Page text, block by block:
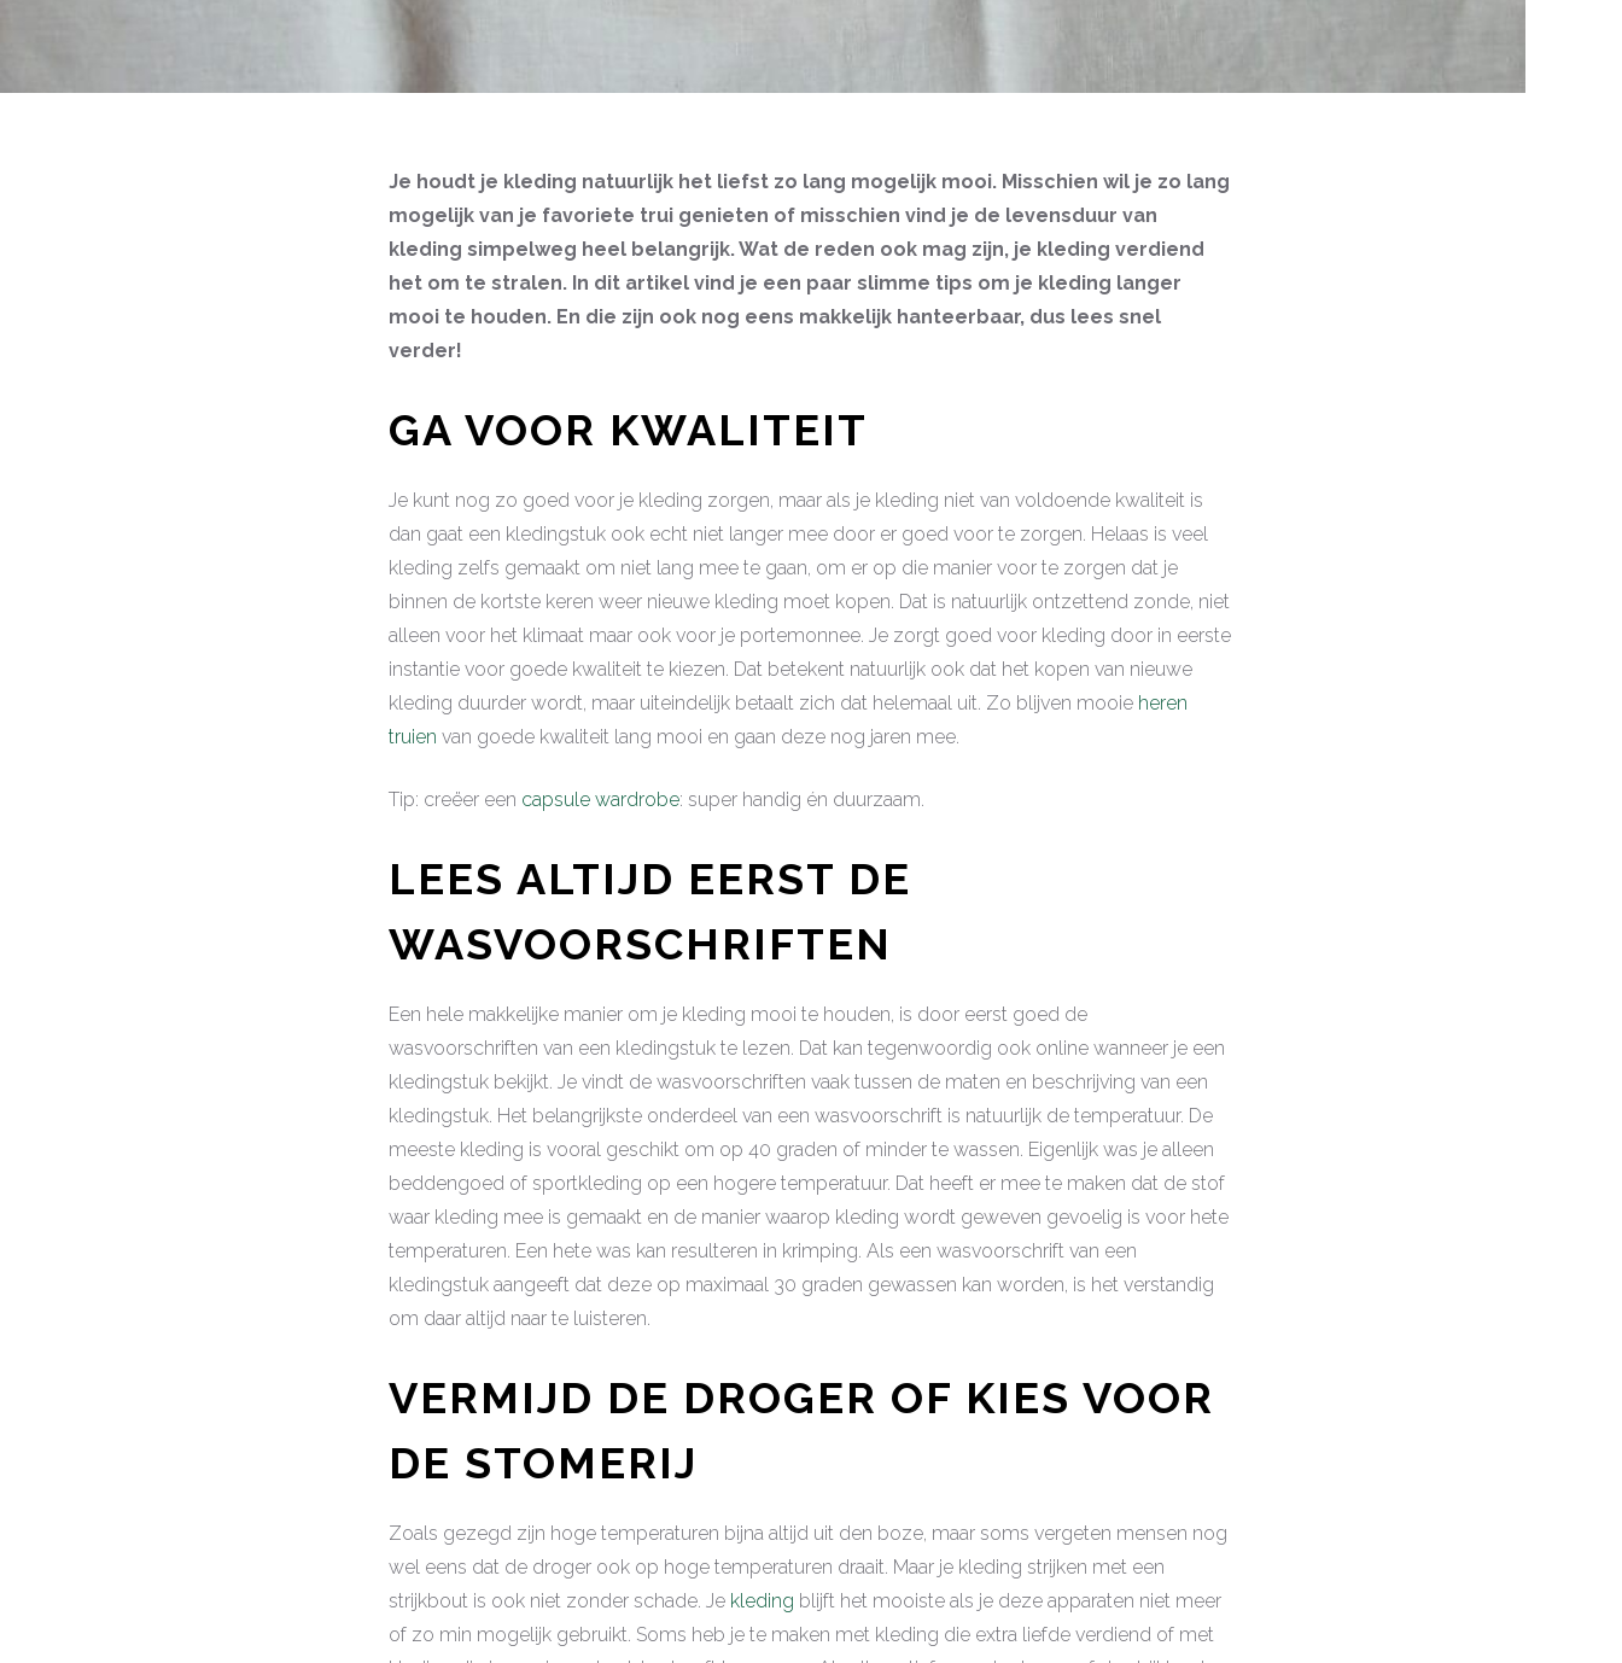
Je houdt je kleding natuurlijk het liefst zo lang mogelijk mooi. Misschien wil je zo lang
mogelijk van je favoriete trui genieten of misschien vind je de levensduur van
kleding simpelweg heel belangrijk. Wat de reden ook mag zijn, je kleding verdiend
het om te stralen. In dit artikel vind je een paar slimme tips om je kleding langer
mooi te houden. En die zijn ook nog eens makkelijk hanteerbaar, dus lees snel
verder!
GA VOOR KWALITEIT
Je kunt nog zo goed voor je kleding zorgen, maar als je kleding niet van voldoende kwaliteit is
dan gaat een kledingstuk ook echt niet langer mee door er goed voor te zorgen. Helaas is veel
kleding zelfs gemaakt om niet lang mee te gaan, om er op die manier voor te zorgen dat je
binnen de kortste keren weer nieuwe kleding moet kopen. Dat is natuurlijk ontzettend zonde, niet
alleen voor het klimaat maar ook voor je portemonnee. Je zorgt goed voor kleding door in eerste
instantie voor goede kwaliteit te kiezen. Dat betekent natuurlijk ook dat het kopen van nieuwe
kleding duurder wordt, maar uiteindelijk betaalt zich dat helemaal uit. Zo blijven mooie heren
truien van goede kwaliteit lang mooi en gaan deze nog jaren mee.
Tip: creëer een capsule wardrobe: super handig én duurzaam.
LEES ALTIJD EERST DE
WASVOORSCHRIFTEN
Een hele makkelijke manier om je kleding mooi te houden, is door eerst goed de
wasvoorschriften van een kledingstuk te lezen. Dat kan tegenwoordig ook online wanneer je een
kledingstuk bekijkt. Je vindt de wasvoorschriften vaak tussen de maten en beschrijving van een
kledingstuk. Het belangrijkste onderdeel van een wasvoorschrift is natuurlijk de temperatuur. De
meeste kleding is vooral geschikt om op 40 graden of minder te wassen. Eigenlijk was je alleen
beddengoed of sportkleding op een hogere temperatuur. Dat heeft er mee te maken dat de stof
waar kleding mee is gemaakt en de manier waarop kleding wordt geweven gevoelig is voor hete
temperaturen. Een hete was kan resulteren in krimping. Als een wasvoorschrift van een
kledingstuk aangeeft dat deze op maximaal 30 graden gewassen kan worden, is het verstandig
om daar altijd naar te luisteren.
VERMIJD DE DROGER OF KIES VOOR
DE STOMERIJ
Zoals gezegd zijn hoge temperaturen bijna altijd uit den boze, maar soms vergeten mensen nog
wel eens dat de droger ook op hoge temperaturen draait. Maar je kleding strijken met een
strijkbout is ook niet zonder schade. Je kleding blijft het mooiste als je deze apparaten niet meer
of zo min mogelijk gebruikt. Soms heb je te maken met kleding die extra liefde verdiend of met